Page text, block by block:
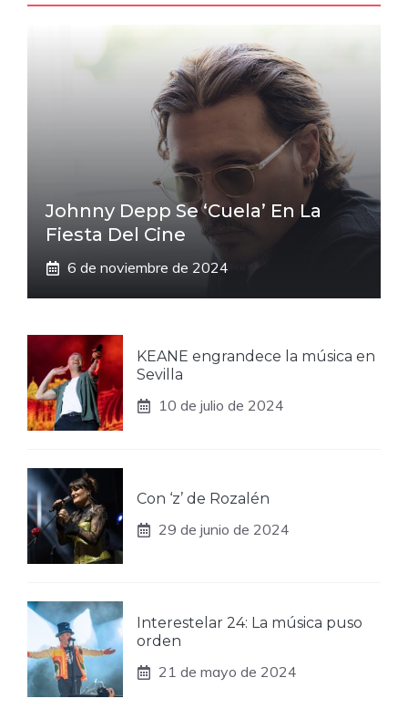
Johnny Depp Se ‘cuela’ En La
Fiesta Del Cine
6 de noviembre de 2024
KEANE engrandece la música en
Sevilla
10 de julio de 2024
Con ‘z’ de Rozalén
29 de junio de 2024
Interestelar 24: La música puso
orden
21 de mayo de 2024